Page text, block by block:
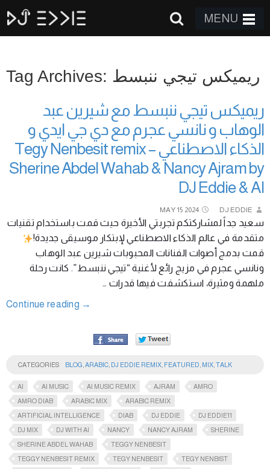
MENU
Tag Archives: ريميكس تيجي ننبسط
ريميكس تيجي ننبسط مع شيرين عبد
الوهاب و نانسي عجرم مع دي جي ايدي و
الذكاء الاصطناعي Tegy Nenbesit remix –
Sherine Abdel Wahab & Nancy Ajram by
DJ Eddie & AI
MAY 15 2024 DJ EDDIE
سعيد جداً لمشاركتكم تجربتي الأخيرة حيث قمت باستخدام تقنيات
متقدمة في عالم الذكاء الاصطناعي لإبتكار موسيقى جديدة!
قمت بدمج أصوات الفنانات المحبوبات شيرين عبد الوهاب
ونانسي عجرم في مزيج رائع لأغنية “تيجي ننبسط”. كانت رحلة
ملهمة ومثيرة، استكشفت فيها قدرات …
Continue reading →
CATEGORIES BLOG ARABIC DJ EDDIE REMIX FEATURED MIX TALK
AI AI MUSIC AI MUSIC REMIX AJRAM
AMRO
AMRO DIAB
ARABIC MIX
ARABIC REMIX
ARTIFICIAL INTELLIGENCE
DIAB DJ EDDIE
DJ EDDIE11
DJ MIX
DJ WITH AI NANCY NANCY AJRAM
SHERINE
SHERINE ABDEL WAHAB
TEGGY NENBESIT
TEGGY NENBESIT REMIX
TEGY NENBESIT
TEGY NENBIST